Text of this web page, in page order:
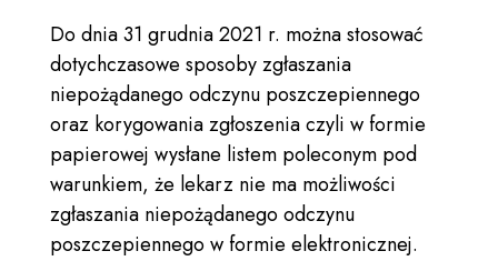
Do dnia 31 grudnia 2021 r. można stosować
dotychczasowe sposoby zgłaszania
niepożądanego odczynu poszczepiennego
oraz korygowania zgłoszenia czyli w formie
papierowej wysłane listem poleconym pod
warunkiem, że lekarz nie ma możliwości
zgłaszania niepożądanego odczynu
poszczepiennego w formie elektronicznej.